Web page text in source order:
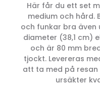
Här får du ett set
medium och hård.
och funkar bra även
diameter (38,1 cm)
och är 80 mm
tjockt. Levereras
att ta med på
ursäkter